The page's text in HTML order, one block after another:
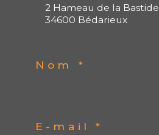
2 Hameau de la Bastide
34600 Bédarieux
Nom *
E-mail *